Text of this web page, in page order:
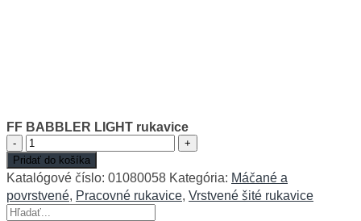
FF BABBLER LIGHT rukavice
množstvo
FF
BABBLER
LIGHT
rukavice
Pridať do košíka
Katalógové číslo: 01080058 Kategória: Máčané a
povrstvené, Pracovné rukavice, Vrstvené šité rukavice
Hľadať: